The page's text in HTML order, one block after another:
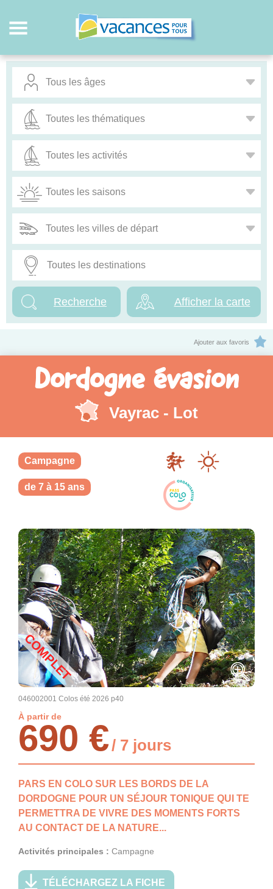
Afficher la carte
Ajouter aux favoris
Dordogne évasion
Vayrac - Lot
Campagne
de 7 à 15 ans
COMPLET
046002001 Colos été 2026 p40
À partir de
690 €/ 7 jours
PARS EN COLO SUR LES BORDS DE LA
DORDOGNE POUR UN SÉJOUR TONIQUE QUI TE
PERMETTRA DE VIVRE DES MOMENTS FORTS
AU CONTACT DE LA NATURE...
Activités principales : Campagne
TÉLÉCHARGEZ LA FICHE